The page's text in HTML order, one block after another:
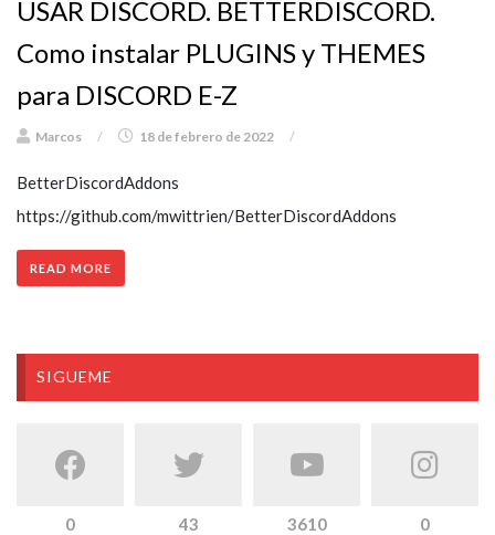
USAR DISCORD. BETTERDISCORD.
Como instalar PLUGINS y THEMES
para DISCORD E-Z
Marcos / 18 de febrero de 2022 /
BetterDiscordAddons
https://github.com/mwittrien/BetterDiscordAddons
READ MORE
SIGUEME
0 43 3610 0